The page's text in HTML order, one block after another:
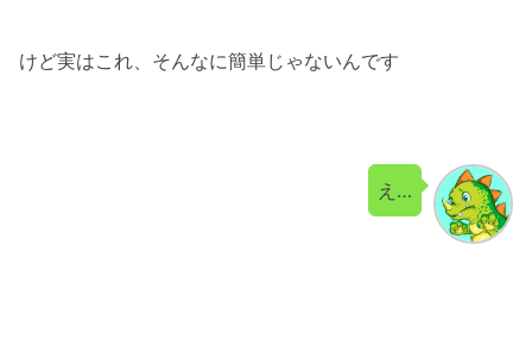
けど実はこれ、そんなに簡単じゃないんです
え…